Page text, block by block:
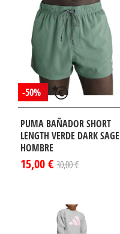
-50%
PUMA BAÑADOR SHORT
LENGTH VERDE DARK SAGE
HOMBRE
15,00 € 30,00 €